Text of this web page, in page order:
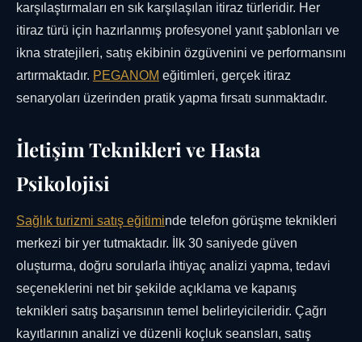
karşılaştırmaları en sık karşılaşılan itiraz türleridir. Her
itiraz türü için hazırlanmış profesyonel yanıt şablonları ve
ikna stratejileri, satış ekibinin özgüvenini ve performansını
artırmaktadır. PEGANOM eğitimleri, gerçek itiraz
senaryoları üzerinden pratik yapma fırsatı sunmaktadır.
İletişim Teknikleri ve Hasta
Psikolojisi
Sağlık turizmi satış eğitiminde telefon görüşme teknikleri
merkezi bir yer tutmaktadır. İlk 30 saniyede güven
oluşturma, doğru sorularla ihtiyaç analizi yapma, tedavi
seçeneklerini net bir şekilde açıklama ve kapanış
teknikleri satış başarısının temel belirleyicileridir. Çağrı
kayıtlarının analizi ve düzenli koçluk seansları, satış